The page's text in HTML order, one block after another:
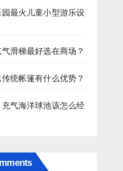
最火儿童小型游乐设
滑梯最好选在商场？
统帐篷有什么优势？
气海洋球池该怎么经